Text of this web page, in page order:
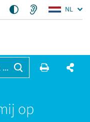
NL
op